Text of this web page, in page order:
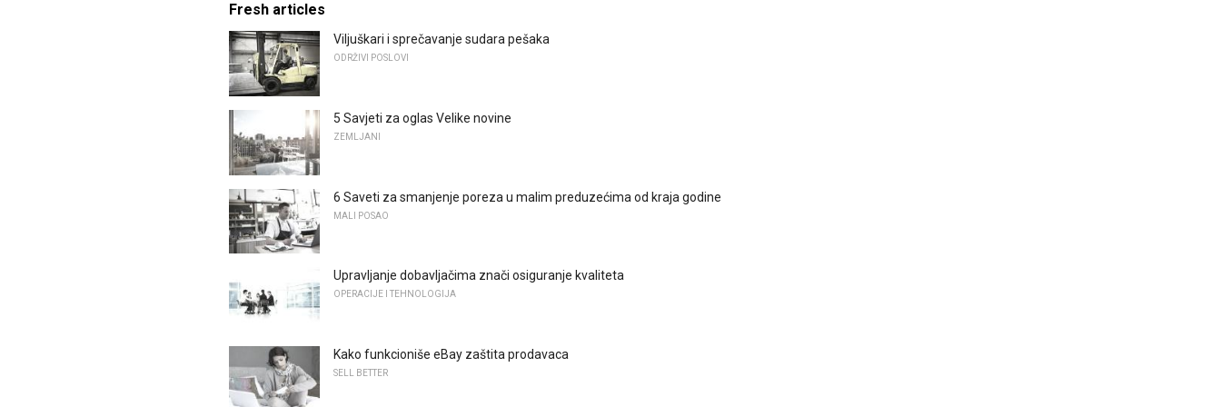
Fresh articles
Viljuškari i sprečavanje sudara pešaka
ODRŽIVI POSLOVI
5 Savjeti za oglas Velike novine
ZEMLJANI
6 Saveti za smanjenje poreza u malim preduzećima od kraja godine
MALI POSAO
Upravljanje dobavljačima znači osiguranje kvaliteta
OPERACIJE I TEHNOLOGIJA
Kako funkcioniše eBay zaštita prodavaca
SELL ​​BETTER